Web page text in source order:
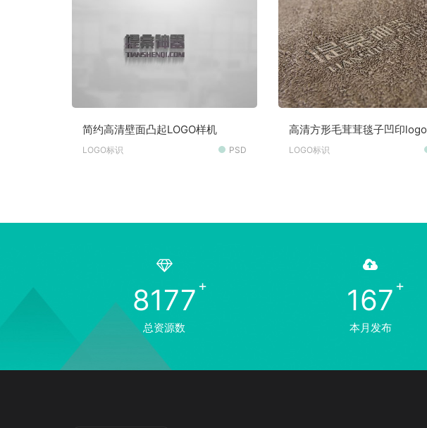
简约高清壁面凸起LOGO样机
LOGO标识 PSD
高清方形毛茸茸毯子凹印logo
放大样机素材
LOGO标识
8177
总资源数
167
本月发布